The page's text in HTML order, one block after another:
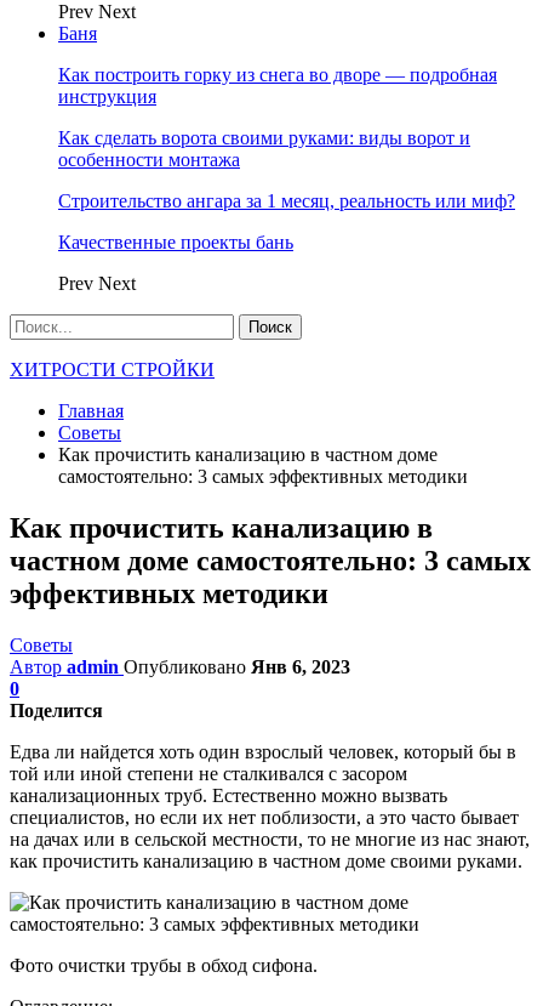
Prev Next
Баня
Как построить горку из снега во дворе — подробная
инструкция
Как сделать ворота своими руками: виды ворот и
особенности монтажа
Строительство ангара за 1 месяц, реальность или миф?
Качественные проекты бань
Prev Next
ХИТРОСТИ СТРОЙКИ
Главная
Советы
Как прочистить канализацию в частном доме
самостоятельно: 3 самых эффективных методики
Как прочистить канализацию в
частном доме самостоятельно: 3 самых
эффективных методики
Советы
Автор admin Опубликовано Янв 6, 2023
0
Поделится
Едва ли найдется хоть один взрослый человек, который бы в
той или иной степени не сталкивался с засором
канализационных труб. Естественно можно вызвать
специалистов, но если их нет поблизости, а это часто бывает
на дачах или в сельской местности, то не многие из нас знают,
как прочистить канализацию в частном доме своими руками.
Фото очистки трубы в обход сифона.